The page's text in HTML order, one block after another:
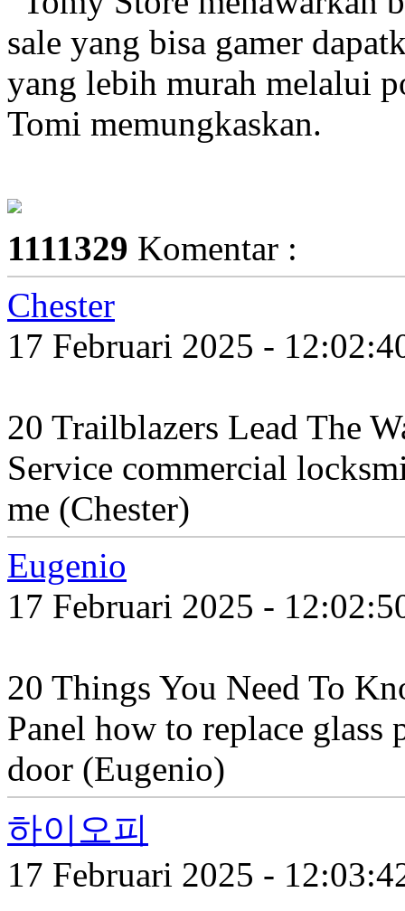
sale yang bisa gamer
yang lebih murah melalui
Tomi memungkaskan.
1111329 Komentar :
Chester
17 Februari 2025 -
20 Trailblazers Lead The
Service commercial
me (Chester)
Eugenio
17 Februari 2025 -
20 Things You Need To
Panel how to replace glass
door (Eugenio)
하이오피
17 Februari 2025 -